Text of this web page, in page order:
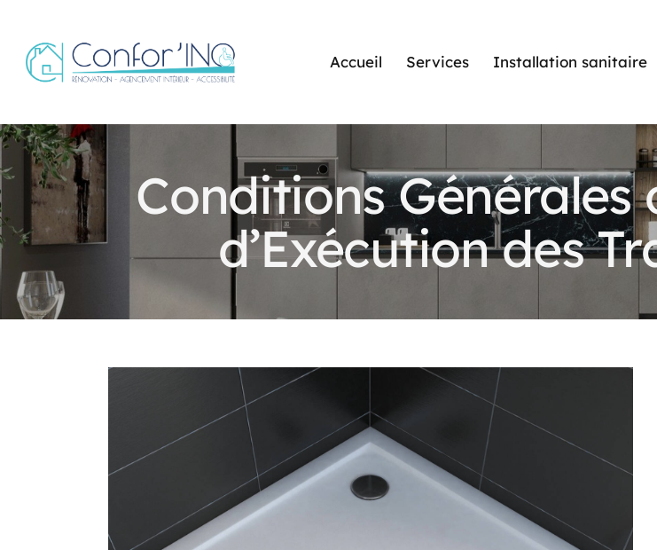
Accueil Services Installation sanitaire
Conditions Générales
d’Exécution des